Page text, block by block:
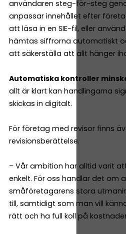
användaren steg-för-steg
anpassar innehållet efter
att läsa in en SIE-fil, eller
hämtas siffrorna automatiskt
att säkerställa att allt hänger
Automatiska kontroller
allt är klart kan handlingarna
skickas in digitalt.
För företag med revisor finns
revisionsberättelse.
– Vår ambition har alltid varit
enkelt. För oss handlar det om
småföretagarens stora
till, samtidigt som man vill
rätt och ha full koll på